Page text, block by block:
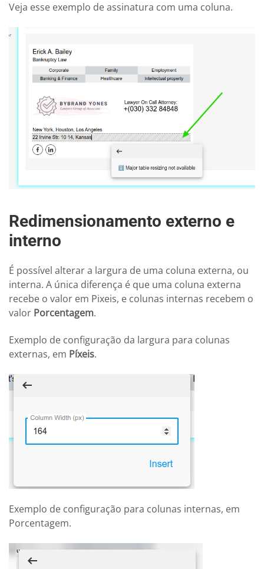
Veja esse exemplo de assinatura com uma coluna.
Redimensionamento externo e
interno
É possível alterar a largura de uma coluna externa, ou
interna. A única diferença é que uma coluna externa
recebe o valor em Pixeis, e colunas internas recebem o
valor Porcentagem.
Exemplo de configuração da largura para colunas
externas, em Píxeis.
Exemplo de configuração para colunas internas, em
Porcentagem.